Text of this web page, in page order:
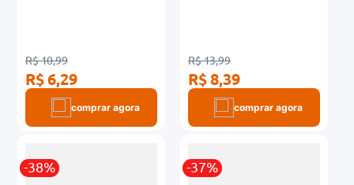
R$ 10,99
R$ 6,29
comprar agora
R$ 13,99
R$ 8,39
comprar agora
-38% -37%